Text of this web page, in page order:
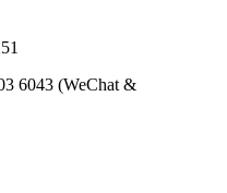
6043 (WeChat &